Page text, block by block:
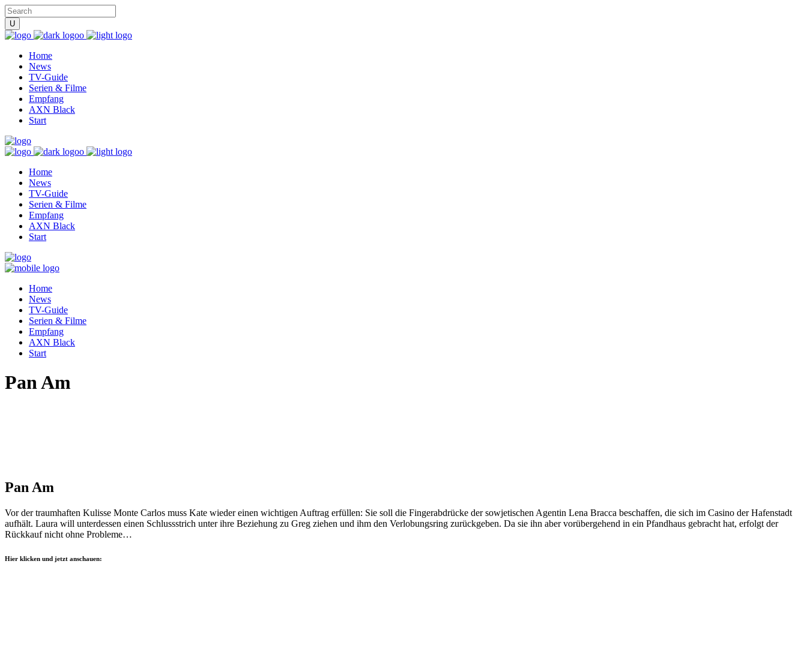
Home
News
TV-Guide
Serien & Filme
Empfang
AXN Black
Start
Home
News
TV-Guide
Serien & Filme
Empfang
AXN Black
Start
Home
News
TV-Guide
Serien & Filme
Empfang
AXN Black
Start
Pan Am
Pan Am
Vor der traumhaften Kulisse Monte Carlos muss Kate wieder einen wichtigen Auftrag erfüllen: Sie soll die Fingerabdrücke der sowjetischen Agentin Lena Bracca beschaffen, die sich im Casino der Hafenstadt
aufhält. Laura will unterdessen einen Schlussstrich unter ihre Beziehung zu Greg ziehen und ihm den Verlobungsring zurückgeben. Da sie ihn aber vorübergehend in ein Pfandhaus gebracht hat, erfolgt der
Rückkauf nicht ohne Probleme…
Hier klicken und jetzt anschauen: